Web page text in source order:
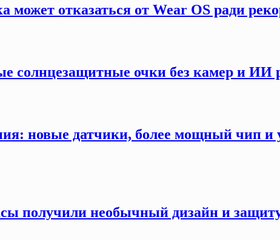
может отказаться от Wear OS ради
солнцезащитные очки без камер и ИИ
новые датчики, более мощный чип и
получили необычный дизайн и